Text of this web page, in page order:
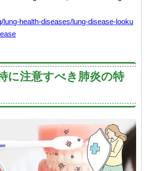
lung-health-diseases/lung-disease-looku
に注意すべき肺炎の特